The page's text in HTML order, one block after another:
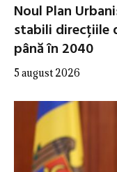
Noul Plan
stabili direcțiile
până în 2040
5 august 2026